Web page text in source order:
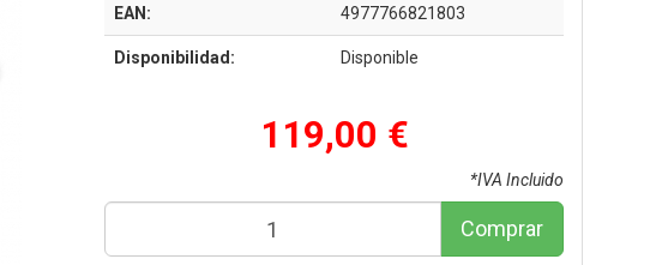
EAN: 4977766821803
Disponibilidad: Disponible
119,00 €
*IVA Incluido
Comprar